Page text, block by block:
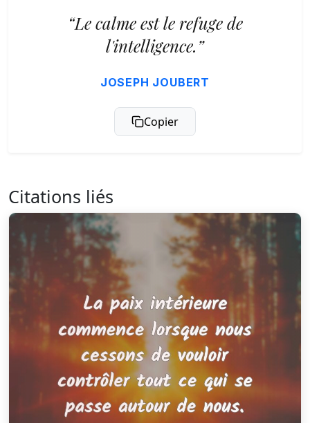
“Le calme est le refuge de
l'intelligence.”
JOSEPH JOUBERT
Copier
Citations liés